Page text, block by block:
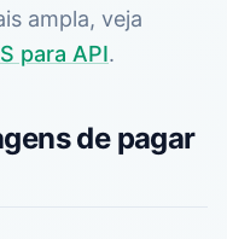
ampla, veja
para API.
de pagar